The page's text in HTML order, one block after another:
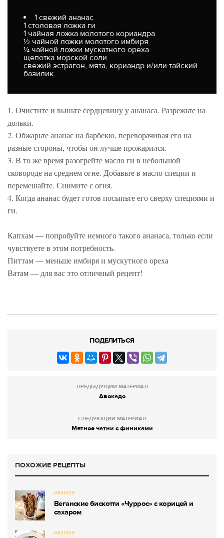
1 свежий ананас
1 столовая ложка ги
1 чайная ложка молотого кориандра
½ чайной ложки молотого имбиря
¼ чайной ложки мускатного ореха
щепотка морской соли
свежий эстрагон, мята, кориандр и/или тайский
базилик
1. Очистите и выньте сердцевину у ананаса. Разрежьте на
дольки.
2. Обжарьте ананас на барбекю, переворачивая его на
разные стороны, чтобы он лучше прожарился.
3. В то же время разогрейте масло ги в небольшой
сковороде на среднем огне. Добавьте в масло специи и
перемешайте. Снимите с огня.
4. Когда ананас будет готов посыпьте его сверху специями и
ги.
Капхам — попробуйте немного такого ананаса, только если
чувствуете в этом потребность.
Питтам — меньше имбиря и мускутного ореха
Ватам — для вас это отличный рецепт!
ПОДЕЛИТЬСЯ
ПРЕДЫДУЩИЙ МАТЕРИАЛ
Авокадо
СЛЕДУЮЩИЙ МАТЕРИАЛ
Мятное чатни с финиками
ПОХОЖИЕ РЕЦЕПТЫ
РАЗНОЕ
Веганские бискотти «Чуррос» с корицей и
сахаром
РАЗНОЕ